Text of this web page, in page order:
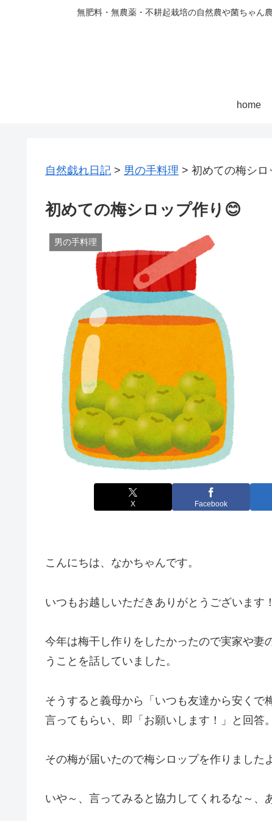
無肥料・無農薬・不耕起栽培の自然農や菌ちゃん
home
自然戯れ日記 > 男の手料理 > 初めての梅シロ
初めての梅シロップ作り😊
男の手料理
X Facebook
こんにちは、なかちゃんです。
いつもお越しいただきありがとうございます
今年は梅干し作りをしたかったので実家や妻
うことを話していました。
そうすると義母から「いつも友達から安くで
言ってもらい、即「お願いします！」と回答。
その梅が届いたので梅シロップを作りました
いや～、言ってみると協力してくれるな～、